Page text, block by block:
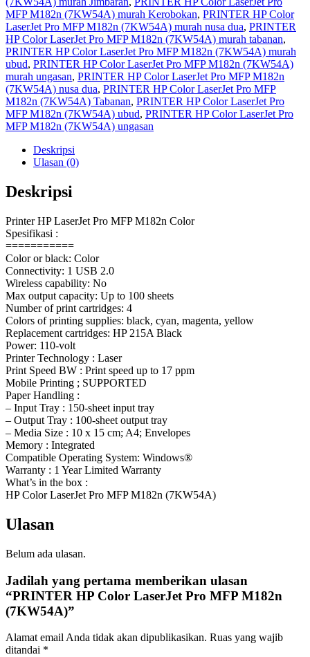
MFP M182n (7KW54A) murah Kerobokan, PRINTER HP Color
LaserJet Pro MFP M182n (7KW54A) murah nusa dua, PRINTER
HP Color LaserJet Pro MFP M182n (7KW54A) murah tabanan,
PRINTER HP Color LaserJet Pro MFP M182n (7KW54A) murah
ubud, PRINTER HP Color LaserJet Pro MFP M182n (7KW54A)
murah ungasan, PRINTER HP Color LaserJet Pro MFP M182n
(7KW54A) nusa dua, PRINTER HP Color LaserJet Pro MFP
M182n (7KW54A) Tabanan, PRINTER HP Color LaserJet Pro
MFP M182n (7KW54A) ubud, PRINTER HP Color LaserJet Pro
MFP M182n (7KW54A) ungasan
Deskripsi
Ulasan (0)
Deskripsi
Printer HP LaserJet Pro MFP M182n Color
Spesifikasi :
===========
Color or black: Color
Connectivity: 1 USB 2.0
Wireless capability: No
Max output capacity: Up to 100 sheets
Number of print cartridges: 4
Colors of printing supplies: black, cyan, magenta, yellow
Replacement cartridges: HP 215A Black
Power: 110-volt
Printer Technology : Laser
Print Speed BW : Print speed up to 17 ppm
Mobile Printing ; SUPPORTED
Paper Handling :
– Input Tray : 150-sheet input tray
– Output Tray : 100-sheet output tray
– Media Size : 10 x 15 cm; A4; Envelopes
Memory : Integrated
Compatible Operating System: Windows®
Warranty : 1 Year Limited Warranty
What’s in the box :
HP Color LaserJet Pro MFP M182n (7KW54A)
Ulasan
Belum ada ulasan.
Jadilah yang pertama memberikan ulasan
“PRINTER HP Color LaserJet Pro MFP M182n
(7KW54A)”
Alamat email Anda tidak akan dipublikasikan. Ruas yang wajib
ditandai *